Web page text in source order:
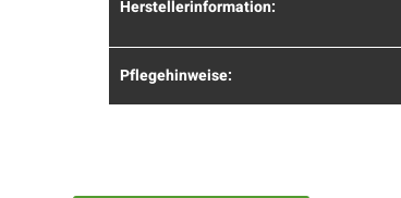
Herstellerinformation:
Pflegehinweise: